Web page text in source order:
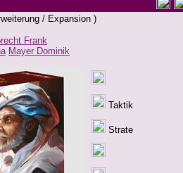
/ Expansion )
Frank
Mayer Dominik
Taktik
Strate